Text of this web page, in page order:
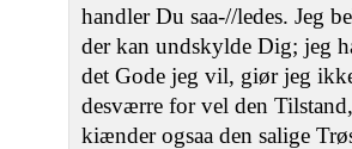
handler Du saa-//ledes. Jeg
der kan undskylde Dig; jeg
det Gode jeg vil, giør jeg
desværre for vel den
kiænder ogsaa den salige